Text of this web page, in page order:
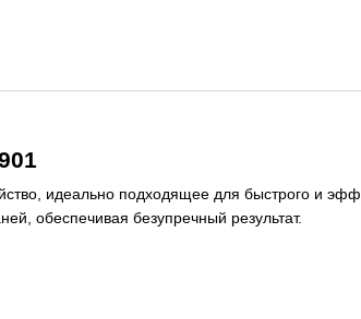
идеально подходящее для быстрого и
обеспечивая безупречный результат.